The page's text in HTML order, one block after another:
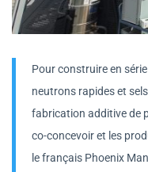
Pour construire en
neutrons rapides et
fabrication additive de
co-concevoir et les
le français Phoenix